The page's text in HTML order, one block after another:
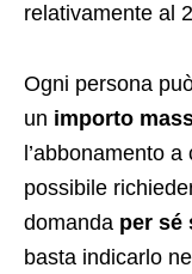
relativamente al
Ogni persona
un importo
l’abbonamento
possibile
domanda per sé
basta indicarlo